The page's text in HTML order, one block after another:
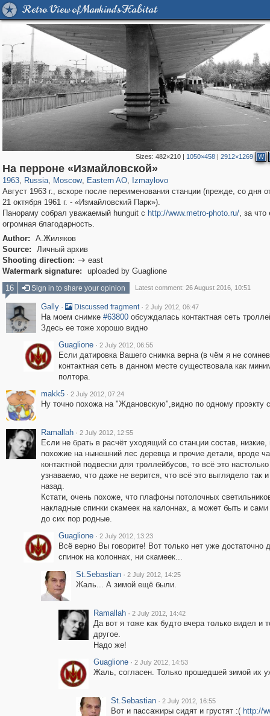
Retro View of Mankind's Habitat
Sizes: 482×210| 1050×458| 2912×1269 W
На перроне «Измайловской»
1963, Russia
1,406,803 29,243
, Moscow
319,864 8,286
, Eastern AO
20,939 306
, Izmaylovo
3,432 65
Август 1963 г., вскоре после переименования станции (прежде, со дня
21 октября 1961 г. - «Измайловский Парк»).
Панораму собрал уважаемый hunguit с http://www.metro-photo.ru/, за что
огромная благодарность.
Author:
А.Жиляков
Source:
Личный архив
Shooting direction:  east
Watermark signature:
uploaded by Guaglione
16
Sign in to share your opinion Latest comment: 26 August 2016, 10:51
Gally · Discussed fragment · 2 July 2012, 06:47
На моем снимке #63800обсуждалась контактная сеть
Здесь ее тоже хорошо видно
Guaglione · 2 July 2012, 06:55
Если датировка Вашего снимка верна (в чём я не
контактная сеть в данном месте существовала как
полтора.
makk5 · 2 July 2012, 07:24
Ну точно похожа на "Ждановскую",видно по одному проэкту
Ramallah · 2 July 2012, 12:55
Если не брать в расчёт уходящий со станции состав, низкие,
похожие на нынешний лес деревца и прочие детали, вроде
контактной подвески для троллейбусов, то всё это настолько
узнаваемо, что даже не верится, что всё это выглядело так
назад.
Кстати, очень похоже, что плафоны потолочных
накладные спинки скамеек на калоннах, а может быть и сами
до сих пор родные.
Guaglione · 2 July 2012, 13:23
Всё верно Вы говорите! Вот только нет уже достаточно
спинок на колоннах, ни скамеек...
St.Sebastian · 2 July 2012, 14:25
Жаль... А зимой ещё были.
Ramallah · 2 July 2012, 14:42
Да вот я тоже как будто вчера только видел и
другое.
Надо же!
Guaglione · 2 July 2012, 14:53
Жаль, согласен. Только прошедшей зимой их
St.Sebastian · 2 July 2012, 16:55
Вот и пассажиры сидят и грустят :( http://